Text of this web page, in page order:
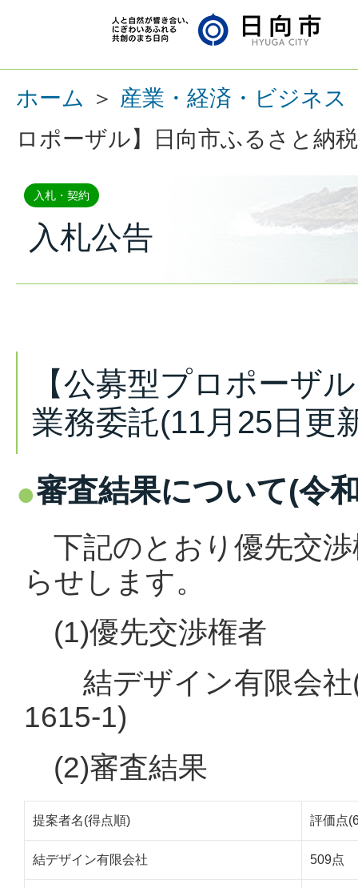
ホーム ＞ 産業・経済・ビジネス
ロポーザル】日向市ふるさと納
入札・契約
入札公告
【公募型プロポーザ
業務委託(11月25日更
審査結果について(令
下記のとおり優先交
らせします。
(1)優先交渉権者
結デザイン有限会社(
1615-1)
(2)審査結果
提案者名(得点順) 評価点
結デザイン有限会社 509点